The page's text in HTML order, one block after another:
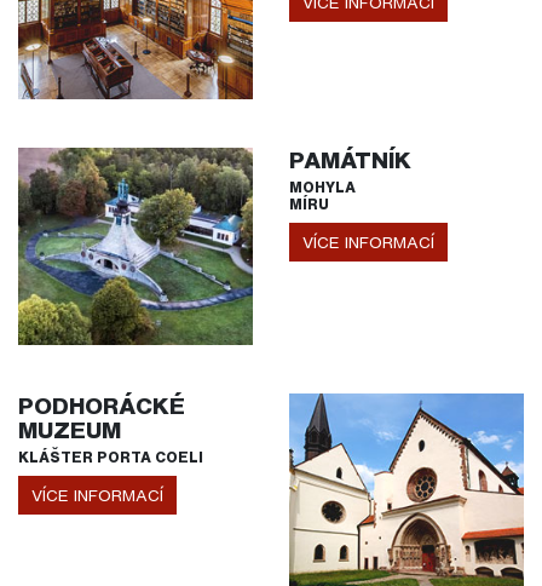
PAMÁTNÍK
MOHYLA
MÍRU
VÍCE INFORMACÍ
PODHORÁCKÉ
MUZEUM
KLÁŠTER PORTA COELI
VÍCE INFORMACÍ